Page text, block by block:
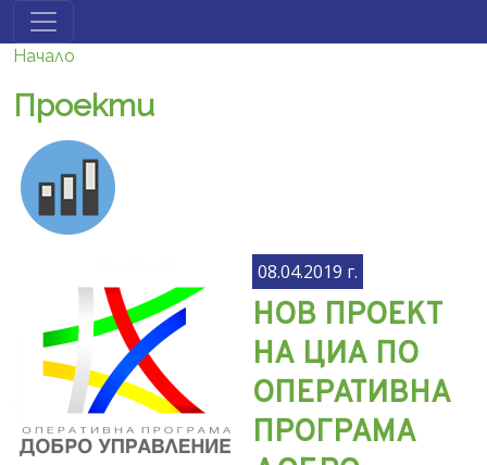
Премини към основното съдържание
Начало
Проекти
08.04.2019 г.
НОВ ПРОЕКТ
НА ЦИА ПО
ОПЕРАТИВНА
ПРОГРАМА